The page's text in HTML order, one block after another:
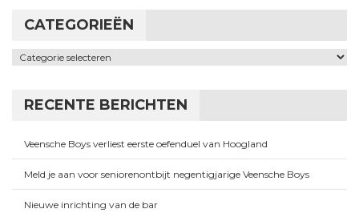
CATEGORIEËN
Categorieën
RECENTE BERICHTEN
Veensche Boys verliest eerste oefenduel van Hoogland
Meld je aan voor seniorenontbijt negentigjarige Veensche Boys
Nieuwe inrichting van de bar